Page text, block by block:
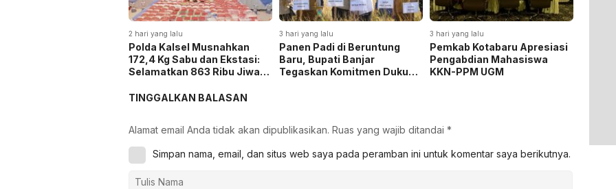
2 hari yang lalu
Polda Kalsel Musnahkan
172,4 Kg Sabu dan Ekstasi:
Selamatkan 863 Ribu Jiwa
4,3 Triliun
3 hari yang lalu
Panen Padi di Beruntung
Baru, Bupati Banjar
Tegaskan Komitmen Dukung
3 hari yang lalu
Pemkab Kotabaru Apresiasi
Pengabdian Mahasiswa
KKN-PPM UGM
TINGGALKAN BALASAN
Alamat email Anda tidak akan dipublikasikan. Ruas yang wajib ditandai *
Simpan nama, email, dan situs web saya pada peramban ini untuk komentar saya berikutnya.